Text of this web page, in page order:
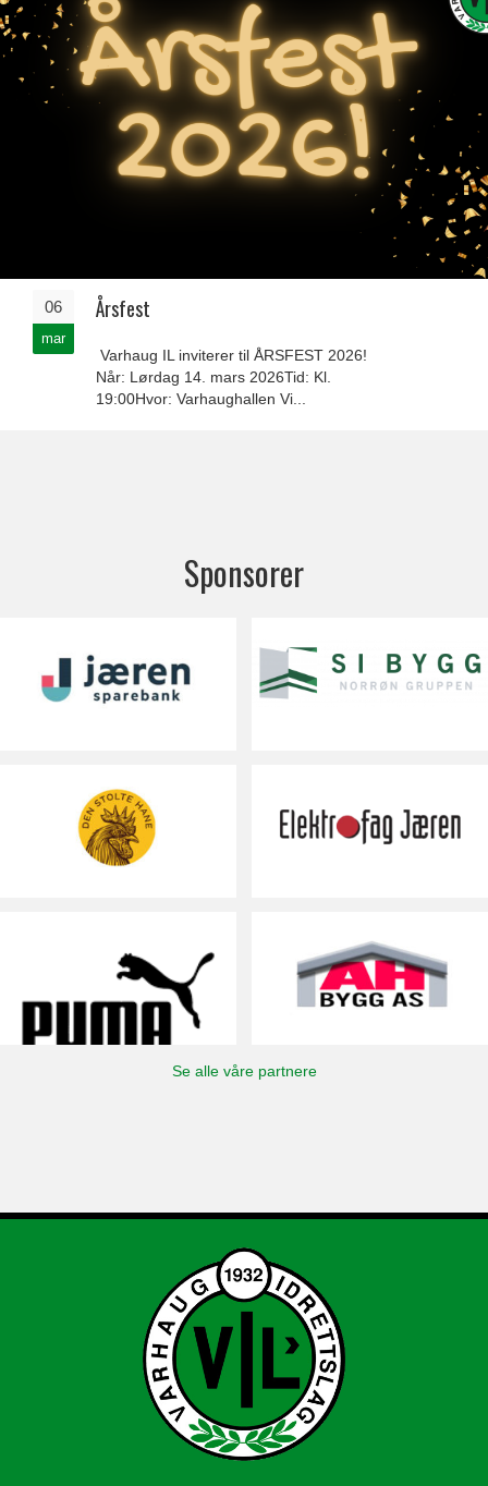
06
mar
Årsfest
Varhaug IL inviterer til ÅRSFEST 2026!
Når: Lørdag 14. mars 2026Tid: Kl.
19:00Hvor: Varhaughallen Vi...
Sponsorer
Se alle våre partnere